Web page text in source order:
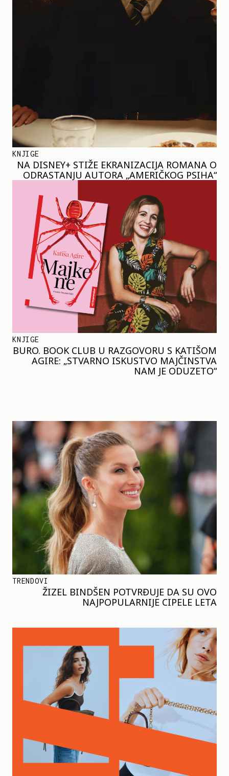
KNJIGE
NA DISNEY+ STIŽE EKRANIZACIJA ROMANA O
ODRASTANJU AUTORA „AMERIČKOG PSIHA“
KNJIGE
BURO. BOOK CLUB U RAZGOVORU S KATIŠOM
AGIRE: „STVARNO ISKUSTVO MAJČINSTVA
NAM JE ODUZETO“
TRENDOVI
ŽIZEL BINDŠEN POTVRĐUJE DA SU OVO
NAJPOPULARNIJE CIPELE LETA